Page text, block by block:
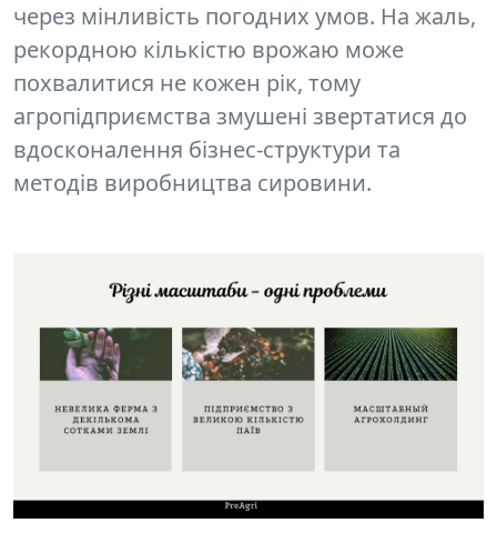
через мінливість погодних умов. На жаль,
рекордною кількістю врожаю може
похвалитися не кожен рік, тому
агропідприємства змушені звертатися до
вдосконалення бізнес-структури та
методів виробництва сировини.